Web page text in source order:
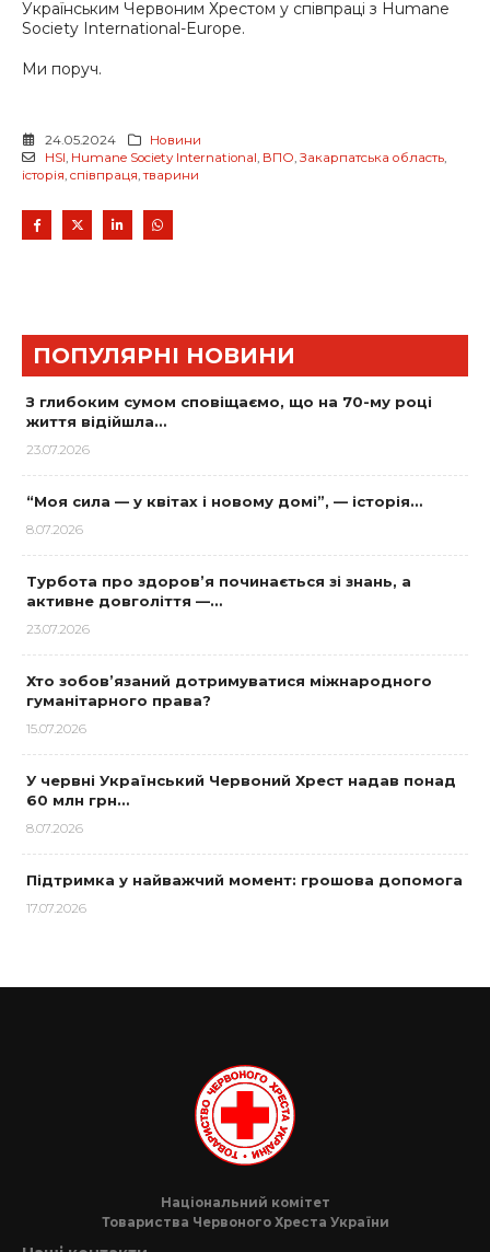
Українським Червоним Хрестом у співпраці з Humane
Society International-Europe.
Ми поруч.
24.05.2024
Новини
HSI, Humane Society International, ВПО, Закарпатська область,
історія, співпраця,тварини
ПОПУЛЯРНІ НОВИНИ
З глибоким сумом сповіщаємо, що на 70-му році
життя відійшла…
23.07.2026
“Моя сила — у квітах і новому домі”, — історія…
8.07.2026
Турбота про здоров’я починається зі знань, а
активне довголіття —…
23.07.2026
Хто зобов’язаний дотримуватися міжнародного
гуманітарного права?
15.07.2026
У червні Український Червоний Хрест надав понад
60 млн грн…
8.07.2026
Підтримка у найважчий момент: грошова допомога
17.07.2026
Національний комітет
Товариства Червоного Хреста України